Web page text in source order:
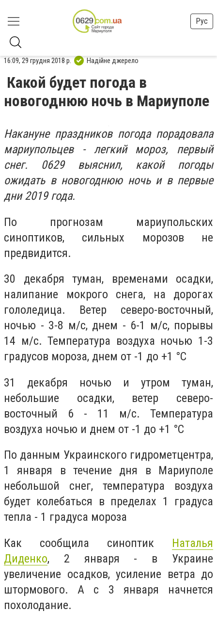
Рус
16:09, 29 грудня 2018 р. Надійне джерело
Какой будет погода в
новогоднюю ночь в Мариуполе
Накануне праздников погода порадовала
мариупольцев - легкий мороз, первый
снег. 0629 выяснил, какой погоды
ожидать в новогоднюю ночь и в первые
дни 2019 года.
По прогнозам мариупольских
синоптиков, сильных морозов не
предвидится.
30 декабря туман, временами осадки,
налипание мокрого снега, на дорогах
гололедица. Ветер северо-восточный,
ночью - 3-8 м/с, днем - 6-1 м/с, порывы
14 м/с. Температура воздуха ночью 1-3
градусов мороза, днем от -1 до +1 °C
31 декабря ночью и утром туман,
небольшие осадки, ветер северо-
восточный 6 - 11 м/с. Температура
воздуха ночью и днем от -1 до +1 °C
По данным Украинского гидрометцентра,
1 января в течение дня в Мариуполе
небольшой снег, температура воздуха
будет колебаться в пределах 1 градуса
тепла - 1 градуса мороза
Как сообщила синоптик Наталья
Диденко, 2 января - в Украине
увеличение осадков, усиление ветра до
штормового. А с 3 января начнется
похолодание.